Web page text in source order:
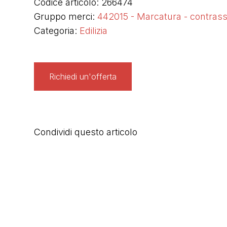
Codice articolo: 266474
Gruppo merci:442015 - Marcatura -
Categoria: Edilizia
Richiedi un'offerta
Condividi questo articolo